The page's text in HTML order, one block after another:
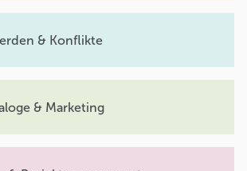
& Konflikte
& Marketing